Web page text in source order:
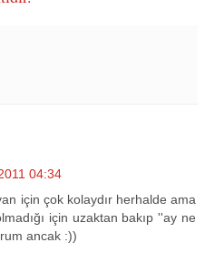
04:34
için çok kolaydır herhalde ama
için uzaktan bakıp ''ay ne
ancak :))